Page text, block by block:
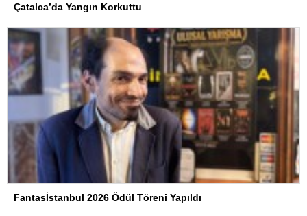
Çatalca’da Yangın Korkuttu
Fantasİstanbul 2026 Ödül Töreni Yapıldı